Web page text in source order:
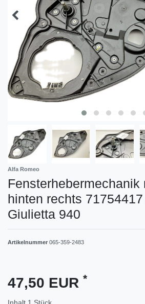
Alfa Romeo
Fensterhebermechanik
hinten rechts
Giulietta 940
Artikelnummer 065-359-2483
47,50 EUR *
Inhalt 1 Stück